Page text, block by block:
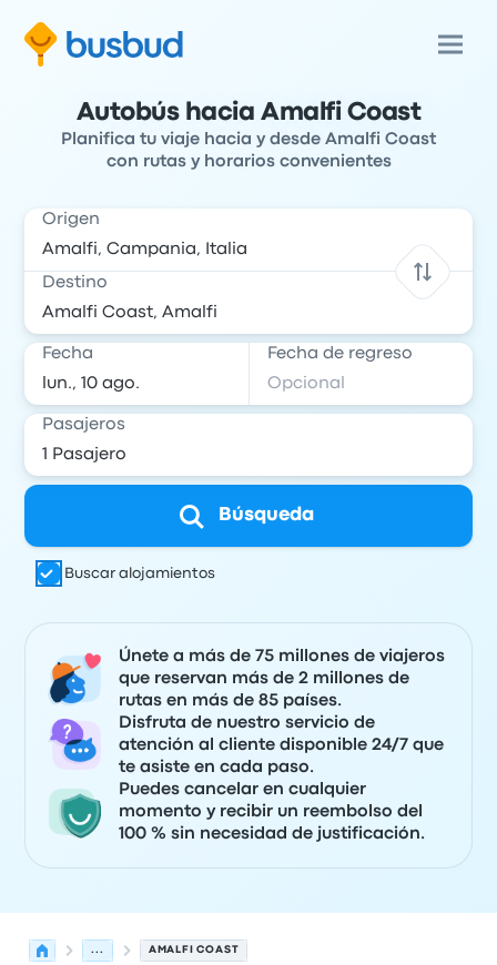
Autobús hacia Amalfi Coast
Planifica tu viaje hacia y desde Amalfi Coast
con rutas y horarios convenientes
Origen
Destino
Fecha Fecha de regreso
Pasajeros
Búsqueda
Buscar alojamientos
Únete a más de 75 millones de viajeros
que reservan más de 2 millones de
rutas en más de 85 países.
Disfruta de nuestro servicio de
atención al cliente disponible 24/7 que
te asiste en cada paso.
Puedes cancelar en cualquier
momento y recibir un reembolso del
100 % sin necesidad de justificación.
... AMALFI COAST